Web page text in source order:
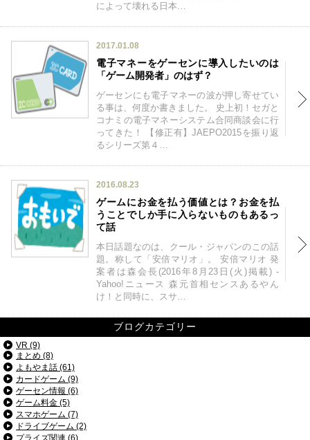
によって壊れる日本…
2017.01.08
電子マネーをゲーセンに導入したいのは
「ゲーム開発者」のはず？
ゲーセンにも電子マネーの波が押し寄せてい
る事は、何度か書きました。 史上初！セガと
コナミの電子マネーシステム合同商談会に行
ってきた！ 【修正有】JAEPO2015を振り返
るシリーズ第４…
2016.08.23
ゲームにお金を払う価値とは？お金を払
うことでしか手に入らないものもあるっ
て話
本日話題なのは、クール・ジャパンのこの話
題。称して「安倍マリオ」。 安倍マリオ 発
案者は森会長(2016年8月23日(火)掲載) -
Yahoo!ニュース 森元首相センスあるやん
け！と同時に、スサ…
ブログカテゴリー
VR (9)
まとめ (8)
よもやま話 (61)
カードゲーム (9)
ゲーセン情報 (6)
ゲーム料金 (5)
スマホゲーム (7)
ドライブゲーム (2)
プライズ関連 (6)